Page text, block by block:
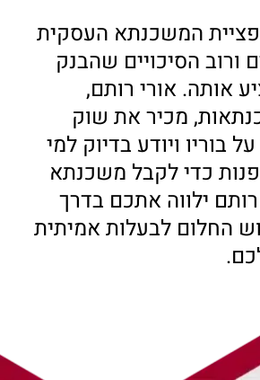
המשכנתא העסקית
ורוב הסיכויים שהבנק
אותה. אורי רותם,
מכיר את שוק
בוריו ויודע בדיוק למי
כדי לקבל משכנתא
ילווה אתכם בדרך
החלום לבעלות אמיתית